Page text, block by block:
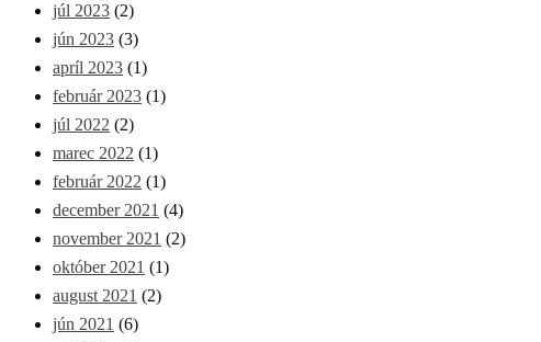
júl 2023 (2)
jún 2023 (3)
apríl 2023 (1)
február 2023 (1)
júl 2022 (2)
marec 2022 (1)
február 2022 (1)
december 2021 (4)
november 2021 (2)
október 2021 (1)
august 2021 (2)
jún 2021 (6)